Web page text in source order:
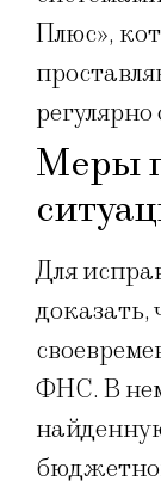
Плюс»,
Меры
Для
доказать,
ФНС. В нем